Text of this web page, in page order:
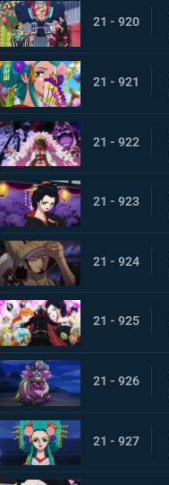
21 - 920
21 - 921
21 - 922
21 - 923
21 - 924
21 - 925
21 - 926
21 - 927